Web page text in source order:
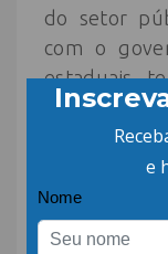
do setor
com o
estaduais,
vai
vivendo o
dos cruzeiros.